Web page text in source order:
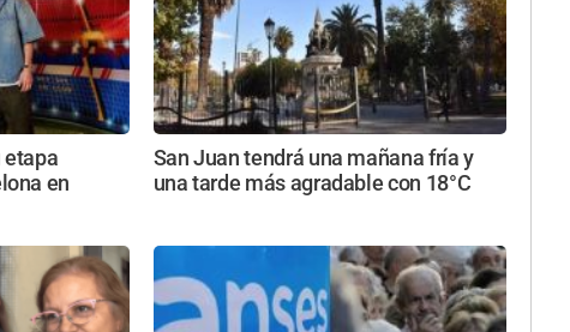
etapa
en
San Juan tendrá una mañana fría y
una tarde más agradable con 18°C